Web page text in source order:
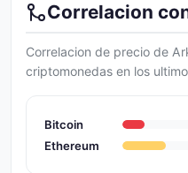
Correlacion
Correlacion de precio de
criptomonedas en los
Bitcoin
Ethereum